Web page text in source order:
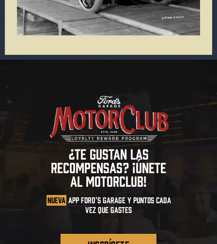
¿TE GUSTAN LAS
RECOMPENSAS? ¡ÚNETE
AL MOTORCLUB!
NUEVA APP FORD'S GARAGE Y PUNTOS CADA
VEZ QUE GASTES